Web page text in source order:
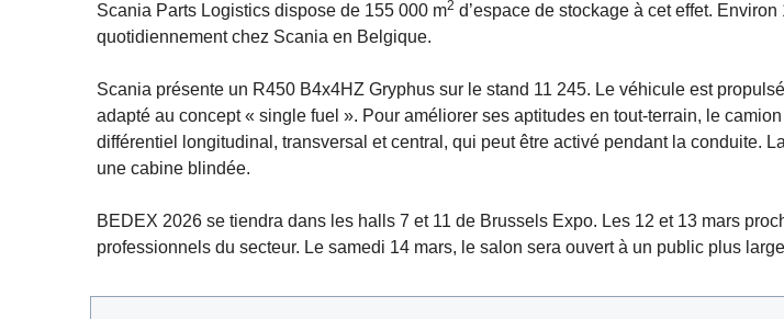
Scania Parts Logistics dispose de 155 000 m2 d’espace de stockage à cet effet.
quotidiennement chez Scania en Belgique.
Scania présente un R450 B4x4HZ Gryphus sur le stand 11 245. Le véhicule est
adapté au concept « single fuel ». Pour améliorer ses aptitudes en tout-terrain, le
différentiel longitudinal, transversal et central, qui peut être activé pendant la conduite.
une cabine blindée.
BEDEX 2026 se tiendra dans les halls 7 et 11 de Brussels Expo. Les 12 et 13 mars
professionnels du secteur. Le samedi 14 mars, le salon sera ouvert à un public plus